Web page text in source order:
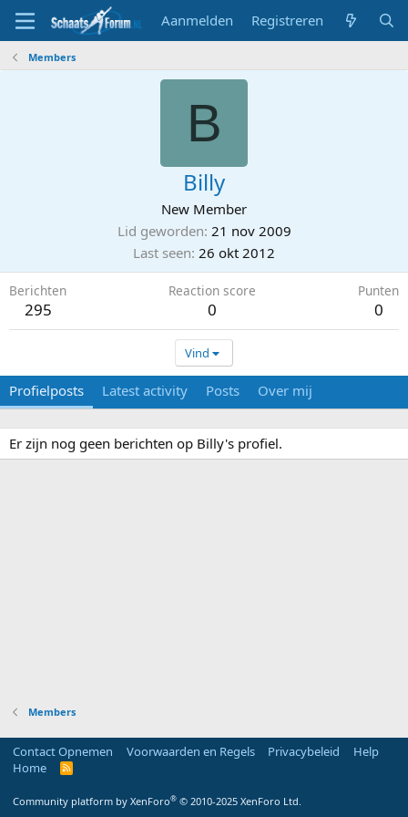
Aanmelden Registreren
Members
B
Billy
New Member
Lid geworden 21 nov 2009
Last seen 26 okt 2012
Berichten
295
Reaction score
0
Punten
0
Vind
Profielposts Latest activity Posts Over mij
Er zijn nog geen berichten op Billy's profiel.
Members
Contact Opnemen Voorwaarden en Regels Privacybeleid
Help
Home
R
Community platform by XenForo® © 2010-2025 XenForo Ltd.